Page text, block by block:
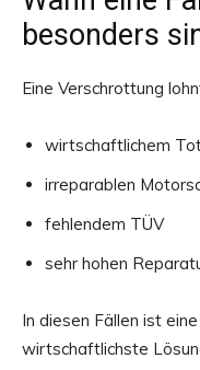
besonders
Eine Verschrottung
wirtschaftlichem
irreparablen
fehlendem TÜV
sehr hohen
In diesen Fällen ist
wirtschaftlichste